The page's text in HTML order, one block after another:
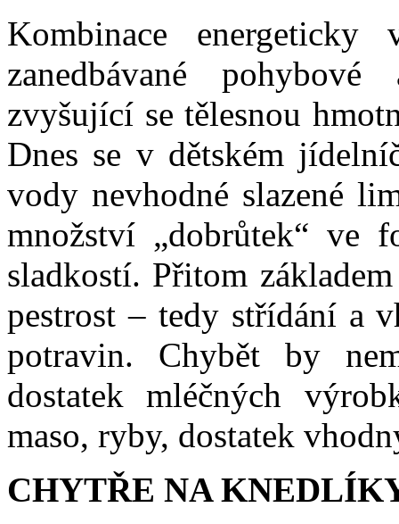
Kombinace
zanedbávané
zvyšující se tělesnou
Dnes se v dětském
vody nevhodné slazené
množství „dobrůtek“ ve
sladkostí. Přitom
pestrost – tedy střídání a
potravin. Chybět by
dostatek mléčných
maso, ryby, dostatek
CHYTŘE NA